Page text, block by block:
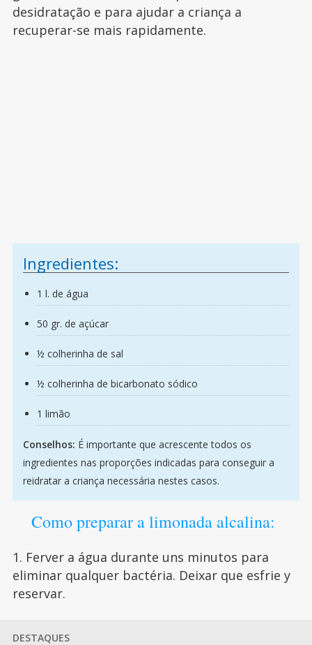
desidratação e para ajudar a criança a
recuperar-se mais rapidamente.
Ingredientes:
1 l. de água
50 gr. de açúcar
½ colherinha de sal
½ colherinha de bicarbonato sódico
1 limão
Conselhos: É importante que acrescente todos os
ingredientes nas proporções indicadas para conseguir a
reidratar a criança necessária nestes casos.
Como preparar a limonada alcalina:
1. Ferver a água durante uns minutos para
eliminar qualquer bactéria. Deixar que esfrie y
reservar.
DESTAQUES